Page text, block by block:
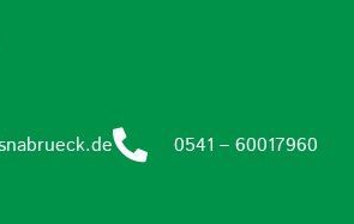
0541 – 60017960